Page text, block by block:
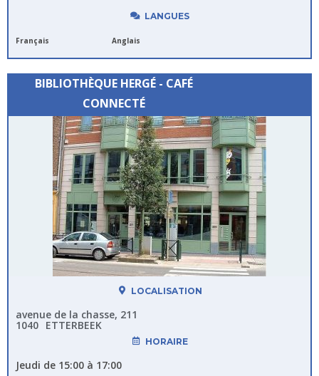
LANGUES
Français Anglais
BIBLIOTHÈQUE HERGÉ - CAFÉ
CONNECTÉ
LOCALISATION
avenue de la chasse, 211
1040 ETTERBEEK
HORAIRE
Jeudi de 15:00 à 17:00